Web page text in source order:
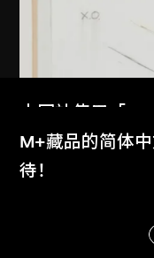
本网站使用「
体验。
了解更多
M+藏品的简体
待！